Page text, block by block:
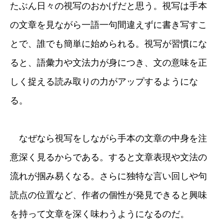
たぶん日々の視写のおかげだと思う。視写は手本
の文章を見ながら一語一句間違えずに書き写すこ
とで、誰でも簡単に始められる。視写が習慣にな
ると、語彙力や文法力が身につき、文の意味を正
しく捉える読み取りの力がアップするようにな
る。
なぜなら視写をしながら手本の文章の中身を注
意深く見るからである。すると文章表現や文法の
流れが掴み易くなる。さらに独特な言い回しや句
読点の位置など、作者の個性が発見できると興味
を持って文章を深く味わうようになるのだ。